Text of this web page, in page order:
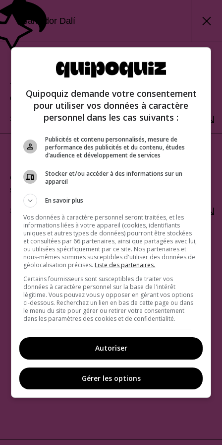
Salvador Dalí
Classic mode
Test your knowledge and view your score at the
end of the quiz.
SELECT
Sudden-death mode
Challenge yourself to get a perfect score. One
strike and you’re out!
SELECT
Quipoquiz demande votre consentement
pour utiliser vos données à caractère
personnel dans les cas suivants :
Publicités et contenu personnalisés, mesure de
performance des publicités et du contenu, études
d’audience et développement de services
Stocker et/ou accéder à des informations sur un
appareil
En savoir plus
Vos données à caractère personnel seront traitées, et les
informations liées à votre appareil (cookies, identifiants
uniques et autres types de données) pourront être stockées
et consultées par 66 partenaires, ainsi que partagées avec lui,
ou utilisées spécifiquement par ce site. Nos partenaires et
nous-mêmes sommes susceptibles d'utiliser des données de
géolocalisation précises. Liste des partenaires.
Certains fournisseurs sont susceptibles de traiter vos
données à caractère personnel sur la base de l'intérêt
légitime. Vous pouvez vous y opposer en gérant vos options
ci-dessous. Recherchez un lien en bas de cette page ou dans
le menu du site pour gérer ou retirer votre consentement
dans les paramètres des cookies et de confidentialité.
Autoriser
Gérer les options